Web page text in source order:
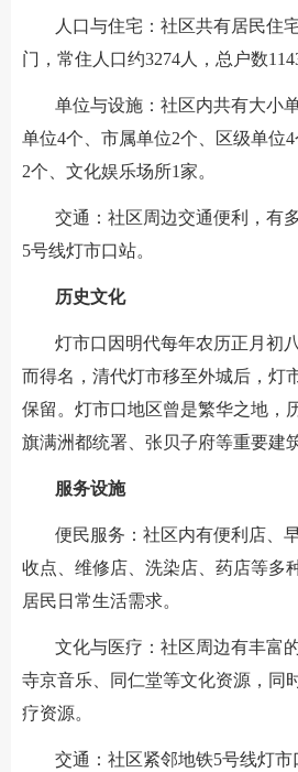
人口与住宅：社区共有居民住
门，常住人口约3274人，总户数
单位与设施：社区内共有大小
单位4个、市属单位2个、区级单位
2个、文化娱乐场所1家。
交通：社区周边交通便利，有
5号线灯市口站。
历史文化
灯市口因明代每年农历正月初
而得名，清代灯市移至外城后，灯
保留。灯市口地区曾是繁华之地，
旗满洲都统署、张贝子府等重要建筑
服务设施
便民服务：社区内有便利店、
收点、维修店、洗染店、药店等多
居民日常生活需求。
文化与医疗：社区周边有丰富
寺京音乐、同仁堂等文化资源，同
疗资源。
交通：社区紧邻地铁5号线灯